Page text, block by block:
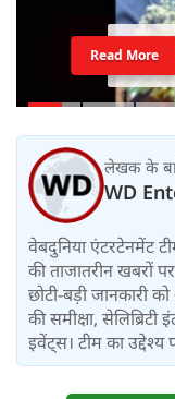
Read More
लेखक के
WD
वेबदुनिया एंटरटेनमेंट
की ताजातरीन खबरों
छोटी-बड़ी जानकारी
की समीक्षा, सेलिब्रिटी
इवेंट्स। टीम का